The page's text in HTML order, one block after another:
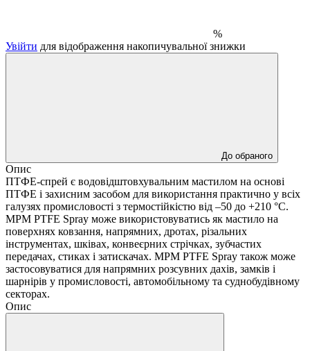
%
Увійти для відображення накопичувальної знижки
До обраного
Опис
ПТФЕ-спрей є водовідштовхувальним мастилом на основі
ПТФЕ і захисним засобом для використання практично у всіх
галузях промисловості з термостійкістю від –50 до +210 °C.
MPM PTFE Spray може використовуватись як мастило на
поверхнях ковзання, напрямних, дротах, різальних
інструментах, шківах, конвеєрних стрічках, зубчастих
передачах, стиках і затискачах. MPM PTFE Spray також може
застосовуватися для напрямних розсувних дахів, замків і
шарнірів у промисловості, автомобільному та суднобудівному
секторах.
Опис